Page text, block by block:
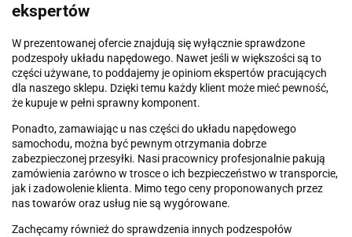
ekspertów
W prezentowanej ofercie znajdują się wyłącznie sprawdzone
podzespoły układu napędowego. Nawet jeśli w większości są to
części używane, to poddajemy je opiniom ekspertów pracujących
dla naszego sklepu. Dzięki temu każdy klient może mieć pewność,
że kupuje w pełni sprawny komponent.
Ponadto, zamawiając u nas części do układu napędowego
samochodu, można być pewnym otrzymania dobrze
zabezpieczonej przesyłki. Nasi pracownicy profesjonalnie pakują
zamówienia zarówno w trosce o ich bezpieczeństwo w transporcie,
jak i zadowolenie klienta. Mimo tego ceny proponowanych przez
nas towarów oraz usług nie są wygórowane.
Zachęcamy również do sprawdzenia innych podzespołów